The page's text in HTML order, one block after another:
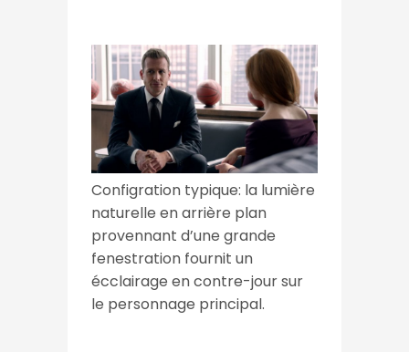
Configration typique: la lumière
naturelle en arrière plan
provennant d’une grande
fenestration fournit un
écclairage en contre-jour sur
le personnage principal.